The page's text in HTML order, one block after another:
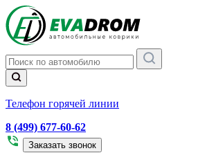
Телефон горячей линии
8 (499) 677-60-62
Заказать звонок